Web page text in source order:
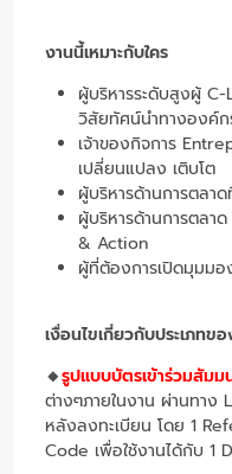
งานนี้เหมาะกับใคร
ผู้บริหารระดับสูงผู้
วิสัยทัศน์นำทางองค์ก
เจ้าของกิจการ
เปลี่ยนแปลง เติบโต
ผู้บริหารด้านการตลา
ผู้บริหารด้านการตล
& Action
ผู้ที่ต้องการเปิดมุมมอ
เงื่อนไขเกี่ยวกับประเภทข
🔸รูปแบบบัตรเข้าร่วมสัม
ต่างๆภายในงาน ผ่านทาง
หลังลงทะเบียน โดย 1
Code เพื่อใช้งานได้กับ 1